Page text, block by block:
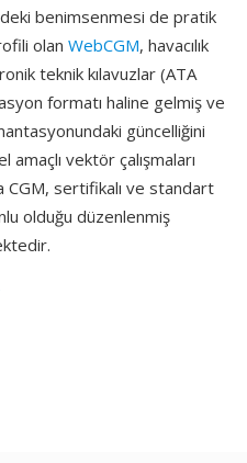
benimsenmesi de pratik
olan WebCGM, havacılık
teknik kılavuzlar (ATA
formatı haline gelmiş ve
güncelliğini
amaçlı vektör çalışmaları
CGM, sertifikalı ve standart
olduğu düzenlenmiş